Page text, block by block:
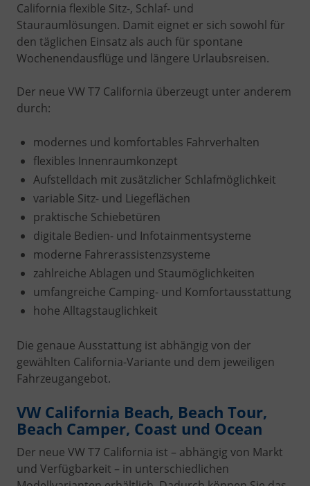
California flexible Sitz-, Schlaf- und
Stauraumlösungen. Damit eignet er sich sowohl für
den täglichen Einsatz als auch für spontane
Wochenendausflüge und längere Urlaubsreisen.
Der neue VW T7 California überzeugt unter anderem
durch:
modernes und komfortables Fahrverhalten
flexibles Innenraumkonzept
Aufstelldach mit zusätzlicher Schlafmöglichkeit
variable Sitz- und Liegeflächen
praktische Schiebetüren
digitale Bedien- und Infotainmentsysteme
moderne Fahrerassistenzsysteme
zahlreiche Ablagen und Staumöglichkeiten
umfangreiche Camping- und Komfortausstattung
hohe Alltagstauglichkeit
Die genaue Ausstattung ist abhängig von der
gewählten California-Variante und dem jeweiligen
Fahrzeugangebot.
VW California Beach, Beach Tour,
Beach Camper, Coast und Ocean
Der neue VW T7 California ist – abhängig von Markt
und Verfügbarkeit – in unterschiedlichen